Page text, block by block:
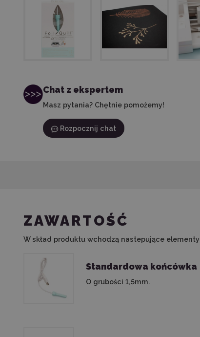
Chat z ekspertem
Masz pytania? Chętnie pomożemy!
Rozpocznij chat
ZAWARTOŚĆ
W skład produktu wchodzą nastepujące
Standardowa końcówka
O grubości 1,5mm.